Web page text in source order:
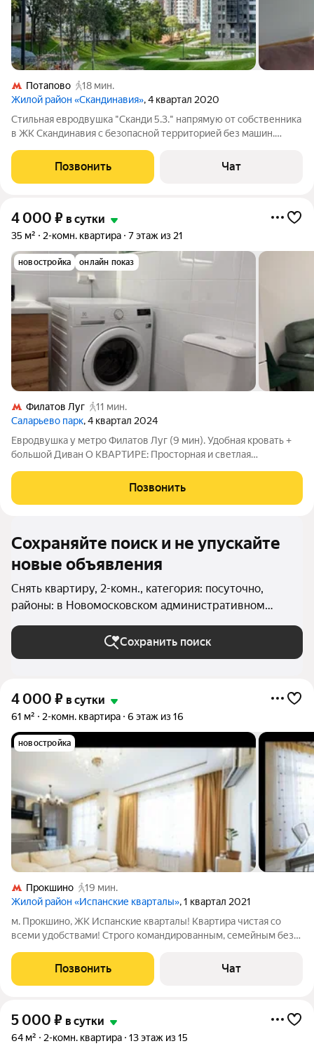
Потапово
18 мин.
Жилой район «Скандинавия», 4 квартал 2020
Стильная евродвушка "Сканди 5.3." напрямую от собственника
в ЖК Скандинавия с безопасной территорией без машин.
кондиционер (тепло/холод) и переносной обогреватель.
Комфортное размещение 1-4
Позвонить Чат
4 000 ₽ в сутки
35 м² 2-комн. квартира 7 этаж из 21
новостройка онлайн показ
Филатов Луг
11 мин.
Саларьево парк, 4 квартал 2024
Евродвушка у метро Филатов Луг (9 мин). Удобная кровать +
большой Диван О КВАРТИРЕ: Просторная и светлая
зонирование: отдельная спальня для тишины и уютная кухня-
Позвонить
Сохраняйте поиск и не упускайте
новые объявления
Снять квартиру, 2-комн., категория: посуточно,
районы: в Новомосковском административном
округе в Москве и МО
Сохранить поиск
4 000 ₽ в сутки
61 м² 2-комн. квартира 6 этаж из 16
новостройка
Прокшино
19 мин.
Жилой район «Испанские кварталы», 1 квартал 2021
м. Прокшино, ЖК Испанские кварталы! Квартира чистая со
всеми удобствами! Строго командированным, семейным без
Позвонить Чат
5 000 ₽ в сутки
64 м² 2-комн. квартира 13 этаж из 15